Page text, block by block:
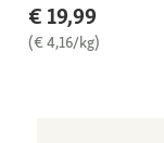
€ 19,99
(€ 4,16/kg)